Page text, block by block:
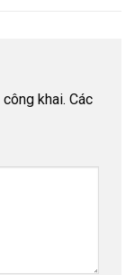
khai. Các